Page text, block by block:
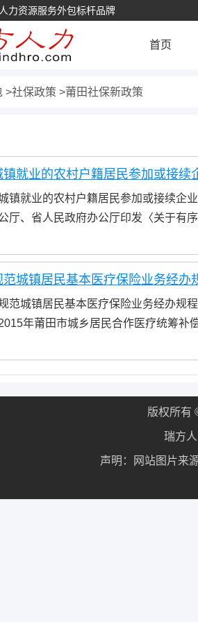
力资源服务外包标杆品牌
首页
社保政策 莆田社保新政策
就业的农村户籍居民参加或接续
镇就业的农村户籍居民参加或接续
厅、省人民政府办公厅印发〈关于
城镇居民基本医疗保险业务经办
范城镇居民基本医疗保险业务经办规
年莆田市城乡居民合作医疗统筹
版权所有
瑞方
声明：网站图片来